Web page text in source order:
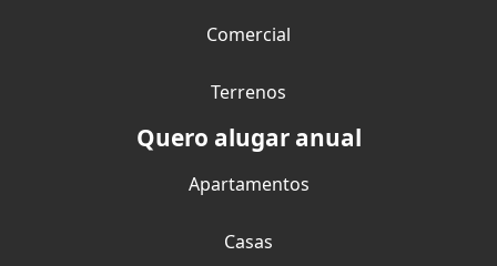
Comercial
Terrenos
Quero alugar anual
Apartamentos
Casas